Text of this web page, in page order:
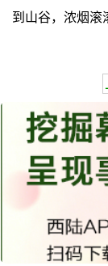
到山谷，浓烟滚